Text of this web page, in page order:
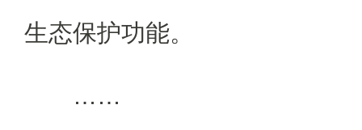
生态保护功能。
……